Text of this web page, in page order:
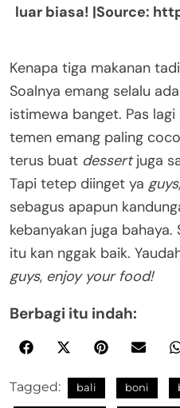
luar biasa! |Source:
Kenapa tiga makanan
Soalnya emang selalu
istimewa banget. Pas
temen emang paling
terus buat dessertjuga
Tapi tetep diinget ya guys
sebagus apapun
kebanyakan juga
itu kan nggak baik.
guys, enjoy your food!
Berbagi itu indah:
Tagged: bali boni